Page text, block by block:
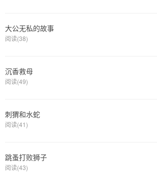
大公无私的故事
阅读(38)
沉香救母
阅读(49)
刺猬和水蛇
阅读(41)
跳蚤打败狮子
阅读(43)